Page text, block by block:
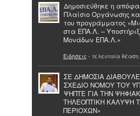
Δημοσιεύθηκε η
Πλαίσιο Οργάνωσης
του προγράμματος
στα ΕΠΑ.Λ. –
Μονάδων ΕΠΑ.Λ.»
Ειδήσεις - τελευταία θέαση
ΣΕ ΔΗΜΟΣΙΑ
ΣΧΕΔΙΟ ΝΟΜΟΥ ΤΟΥ
ΨΗΠΤΕ ΓΙΑ ΤΗΝ
ΤΗΛΕΟΠΤΙΚΗ ΚΑΛΥΨΗ
ΠΕΡΙΟΧΩΝ»